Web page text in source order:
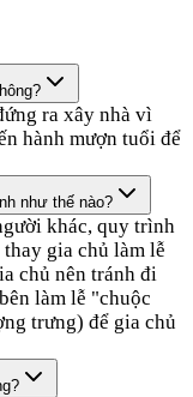
ra xây nhà vì
hành mượn tuổi để
như thế nào?
khác, quy trình
gia chủ làm lễ
chủ nên tránh đi
làm lễ "chuộc
trưng) để gia chủ